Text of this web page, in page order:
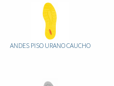
ANDES PISO URANO CAUCHO